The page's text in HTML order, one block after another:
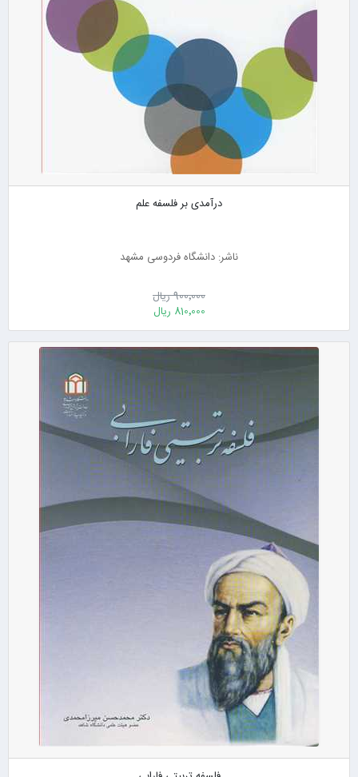
درآمدی بر فلسفه علم
ناشر: دانشگاه فردوسی مشهد
900٬000 ریال
810٬000 ریال